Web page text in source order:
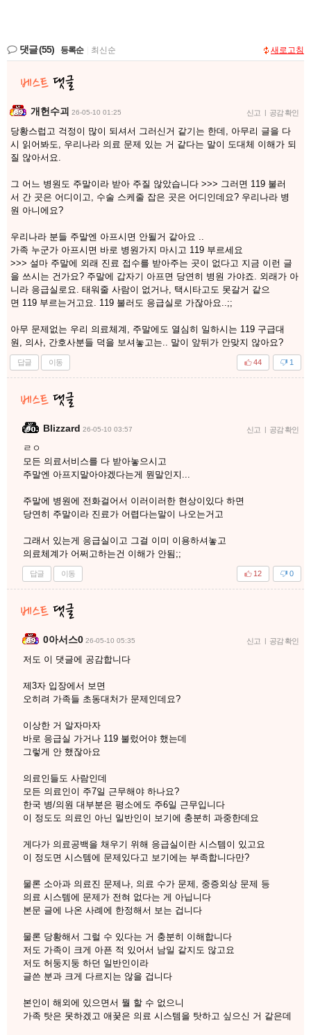
댓글(55) 등록순 최신순 새로고침
개헌수괴 26-05-10 01:25 신고 | 공감 확인
당황스럽고 걱정이 많이 되셔서 그러신거 같기는 한데, 아무리 글을 다
시 읽어봐도, 우리나라 의료 문제 있는 거 같다는 말이 도대체 이해가 되
질 않아서요.
그 어느 병원도 주말이라 받아 주질 않았습니다 >>> 그러면 119 불러
서 간 곳은 어디이고, 수술 스케줄 잡은 곳은 어디인데요? 우리나라 병
원 아니에요?
우리나라 분들 주말엔 아프시면 안될거 같아요 ..
가족 누군가 아프시면 바로 병원가지 마시고 119 부르세요
>>> 설마 주말에 외래 진료 접수를 받아주는 곳이 없다고 지금 이런 글
을 쓰시는 건가요? 주말에 갑자기 아프면 당연히 병원 가야죠. 외래가 아
니라 응급실로요. 태워줄 사람이 없거나, 택시타고도 못갈거 같으
면 119 부르는거고요. 119 불러도 응급실로 가잖아요..;;
아무 문제없는 우리 의료체계, 주말에도 열심히 일하시는 119 구급대
원, 의사, 간호사분들 덕을 보셔놓고는.. 말이 앞뒤가 안맞지 않아요?
답글 이동 1
44
Blizzard 26-05-10 03:57 신고 | 공감 확인
ㄹㅇ
모든 의료서비스를 다 받아놓으시고
주말엔 아프지말아야겠다는게 뭔말인지...
주말에 병원에 전화걸어서 이러이러한 현상이있다 하면
당연히 주말이라 진료가 어렵다는말이 나오는거고
그래서 있는게 응급실이고 그걸 이미 이용하셔놓고
의료체계가 어쩌고하는건 이해가 안됨;;
답글 이동 0
12
0아서스0 26-05-10 05:35 신고 | 공감 확인
저도 이 댓글에 공감합니다
제3자 입장에서 보면
오히려 가족들 초동대처가 문제인데요?
이상한 거 알자마자
바로 응급실 가거나 119 불렀어야 했는데
그렇게 안 했잖아요
의료인들도 사람인데
모든 의료인이 주7일 근무해야 하나요?
한국 병/의원 대부분은 평소에도 주6일 근무입니다
이 정도도 의료인 아닌 일반인이 보기에 충분히 과중한데요
게다가 의료공백을 채우기 위해 응급실이란 시스템이 있고요
이 정도면 시스템에 문제있다고 보기에는 부족합니다만?
물론 소아과 의료진 문제나, 의료 수가 문제, 중증외상 문제 등
의료 시스템에 문제가 전혀 없다는 게 아닙니다
본문 글에 나온 사례에 한정해서 보는 겁니다
물론 당황해서 그럴 수 있다는 거 충분히 이해합니다
저도 가족이 크게 아픈 적 있어서 남일 같지도 않고요
저도 허둥지둥 하던 일반인이라
글쓴 분과 크게 다르지는 않을 겁니다
본인이 해외에 있으면서 뭘 할 수 없으니
가족 탓은 못하겠고 애꿎은 의료 시스템을 탓하고 싶으신 거 같은데